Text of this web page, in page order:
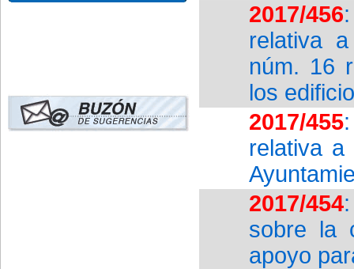
2017/456
relativa
núm. 16
los
2017/455
relativa a
2017/454
sobre la
apoyo